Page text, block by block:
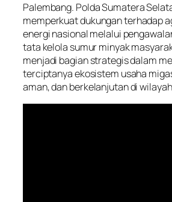
Palembang. Polda Sumatera
memperkuat dukungan terhadap
energi nasional melalui
tata kelola sumur minyak
menjadi bagian strategis dalam
terciptanya ekosistem usaha
aman, dan berkelanjutan di